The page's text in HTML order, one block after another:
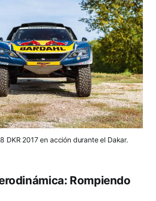
DKR 2017 en acción durante el Dakar.
Rompiendo